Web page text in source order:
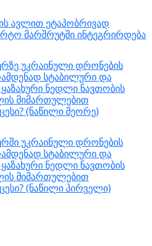
ავლით ეტაპობრივად
მარშრუტში ინტეგრირდება
უკრაინული დრონების
სტაბილური და
ნედლი ნავთობის
მიმართულებით
(ნაწილი მეორე)
უკრაინული დრონების
სტაბილური და
ნედლი ნავთობის
მიმართულებით
(ნაწილი პირველი)